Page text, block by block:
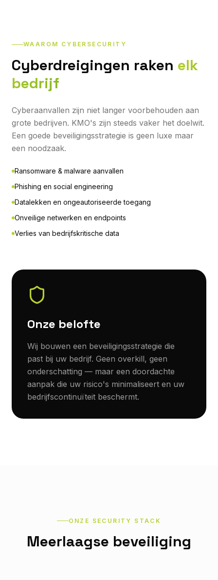
WAAROM CYBERSECURITY
Cyberdreigingen raken elk
bedrijf
Cyberaanvallen zijn niet langer voorbehouden aan
grote bedrijven. KMO's zijn steeds vaker het doelwit.
Een goede beveiligingsstrategie is geen luxe maar
een noodzaak.
Ransomware & malware aanvallen
Phishing en social engineering
Datalekken en ongeautoriseerde toegang
Onveilige netwerken en endpoints
Verlies van bedrijfskritische data
Onze belofte
Wij bouwen een beveiligingsstrategie die
past bij uw bedrijf. Geen overkill, geen
onderschatting — maar een doordachte
aanpak die uw risico's minimaliseert en uw
bedrijfscontinuïteit beschermt.
ONZE SECURITY STACK
Meerlaagse beveiliging